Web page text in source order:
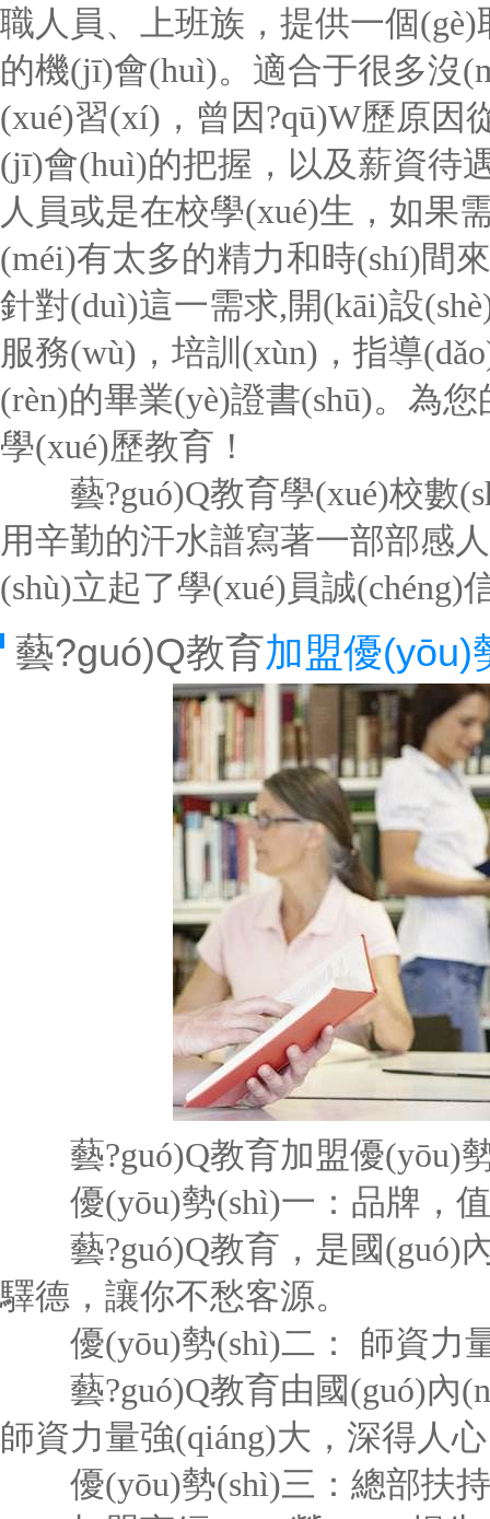
職人員、上班族，提供一個
的機(jī)會(huì)。適合于很多沒
(xué)習(xí)，曾因?qū)W歷原因
(jī)會(huì)的把握，以及薪資待
人員或是在校學(xué)生，如果
(méi)有太多的精力和時(shí)間
針對(duì)這一需求,開(kāi)設
服務(wù)，培訓(xùn)，指導
(rèn)的畢業(yè)證書(shū)。為
學(xué)歷教育！
藝?guó)Q教育學(xué)校數
用辛勤的汗水譜寫著一部部感
(shù)立起了學(xué)員誠(chéng)
藝?guó)Q教育加盟優(yōu)
藝?guó)Q教育加盟優(yōu)
優(yōu)勢(shì)一：品牌，
藝?guó)Q教育，是國(guó)
驛德，讓你不愁客源。
優(yōu)勢(shì)二： 師資力
藝?guó)Q教育由國(guó)內
師資力量強(qiáng)大，深得人
優(yōu)勢(shì)三：總部扶持